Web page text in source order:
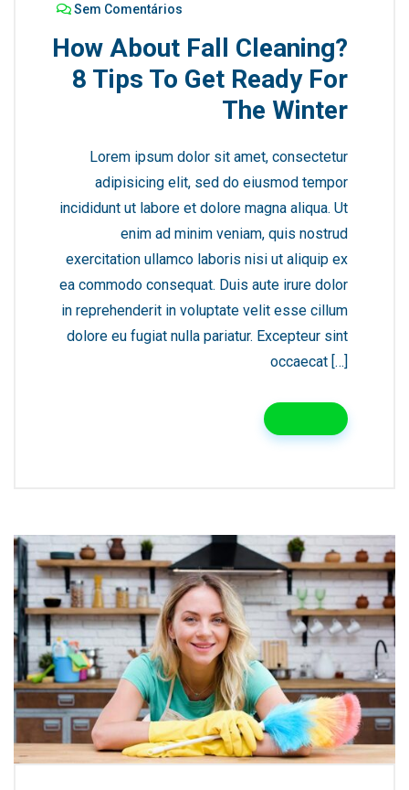
Sem Comentários
How About Fall Cleaning?
8 Tips To Get Ready For
The Winter
Lorem ipsum dolor sit amet, consectetur
adipisicing elit, sed do eiusmod tempor
incididunt ut labore et dolore magna aliqua. Ut
enim ad minim veniam, quis nostrud
exercitation ullamco laboris nisi ut aliquip ex
ea commodo consequat. Duis aute irure dolor
in reprehenderit in voluptate velit esse cillum
dolore eu fugiat nulla pariatur. Excepteur sint
occaecat […]